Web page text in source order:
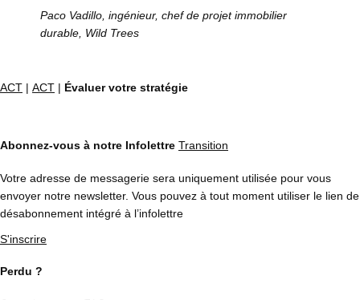
Paco Vadillo, ingénieur, chef de projet immobilier
durable, Wild Trees
ACT | ACT | Évaluer votre stratégie
Abonnez-vous à notre Infolettre Transition
Votre adresse de messagerie sera uniquement utilisée pour vous
envoyer notre newsletter. Vous pouvez à tout moment utiliser le lien de
désabonnement intégré à l’infolettre
S'inscrire
Perdu ?